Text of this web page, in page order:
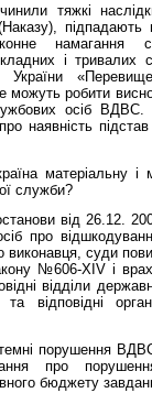
тяжкі
намагання
і
можуть робити
осіб ВДВС.
наявність
матеріальну і
служби?
від 26.12.
про
виконавця, суди
№606-XIV і
відділи
відповідні
порушення ВДВС
про
бюджету